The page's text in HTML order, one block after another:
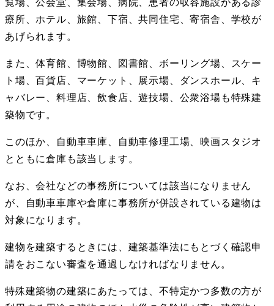
療所、ホテル、旅館、下宿、共同住宅、寄宿舎、学校が
あげられます。
また、体育館、博物館、図書館、ボーリング場、スケー
ト場、百貨店、マーケット、展示場、ダンスホール、キ
ャバレー、料理店、飲食店、遊技場、公衆浴場も特殊建
築物です。
このほか、自動車車庫、自動車修理工場、映画スタジオ
とともに倉庫も該当します。
なお、会社などの事務所については該当になりません
が、自動車車庫や倉庫に事務所が併設されている建物は
対象になります。
建物を建築するときには、建築基準法にもとづく確認申
請をおこない審査を通過しなければなりません。
特殊建築物の建築にあたっては、不特定かつ多数の方が